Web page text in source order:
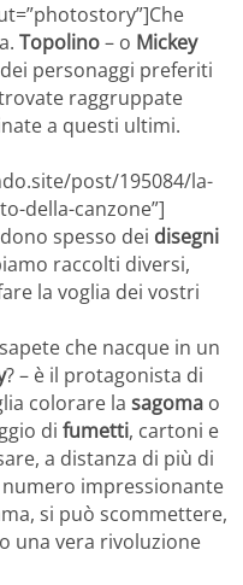
Topolino– o Mickey
personaggi preferiti
raggruppate
a questi ultimi.
post/195084/la-
della-canzone”]
spesso dei disegni
raccolti diversi,
la voglia dei vostri
che nacque in un
? – è il protagonista di
colorare la sagoma o
di fumetti, cartoni e
a distanza di più di
impressionante
si può scommettere,
una vera rivoluzione